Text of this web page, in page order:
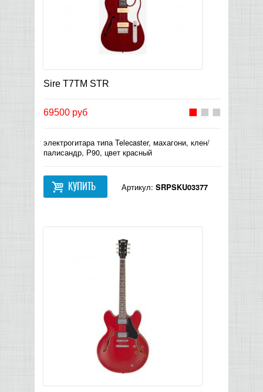
Sire T7TM STR
69500 руб
электрогитара типа Telecaster, махагони, клен/
палисандр, Р90, цвет красный
КУПИТЬ Артикул: SRPSKU03377